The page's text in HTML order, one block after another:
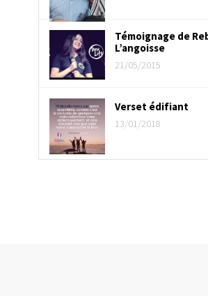
Témoignage de
L’angoisse
21/05/2015
Verset édifiant
13/01/2018